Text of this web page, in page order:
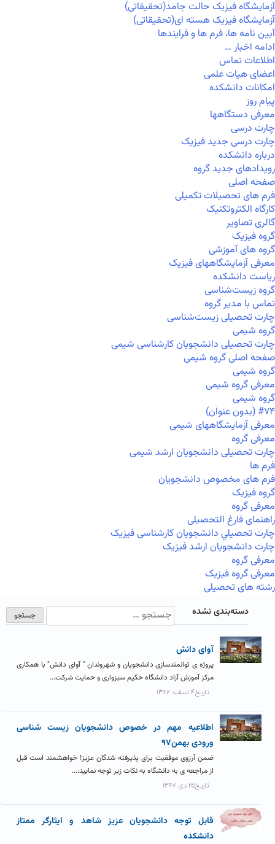
آزمایشگاه فیزیک حالت جامد(تحقیقاتی)
آزمایشگاه فیزیک هسته ای(تحقیقاتی)
آیین نامه ها، فرم ها و فرایندها
ادامه اخبار …
اطلاعات تماس
اعضای هیات علمی
امکانات دانشکده
پیام روز
معرفی دستگاهها
چارت درسی
چارت درسی جدید فیزیک
درباره دانشکده
رویدادهای جدید گروه
صفحه اصلی
فرم های تحصیلات تکمیلی
کارگاه الکتروتکنیک
گالری تصاویر
گروه فیزیک
گروه های آموزشی
معرفی آزمایشگاههای فیزیک
ریاست دانشکده
گروه زیست‌شناسی
تماس با مدیر گروه
چارت تحصیلی زیست‌شناسی
گروه شیمی
چارت تحصیلی دانشجویان کارشناسی شیمی
صفحه اصلی گروه شیمی
گروه شیمی
معرفی گروه شیمی
گروه شیمی
#۷۴ (بدون عنوان)
معرفی آزمایشگاههای شیمی
معرفی گروه
چارت تحصیلی دانشجویان ارشد شیمی
فرم ها
فرم های مخصوص دانشجویان
گروه فیزیک
معرفی گروه
راهنمای فارغ التحصیلی
چارت تحصيلي دانشجویان کارشناسی فیزیک
چارت دانشجویان ارشد فیزیک
معرفی گروه
معرفی گروه فیزیک
رشته های تحصیلی
دسته‌بندی نشده
آوای دانش
پروژه ی توانمندسازی دانشجویان و شهروندان " آوای دانش" با همکاری
مرکز آموزش آزاد دانشگاه حکیم سبزواری و حمایت شرکت...
تاریخ۴ اسفند ۱۳۹۷
اطلاعیه مهم در خصوص دانشجویان زیست شناسی
ورودی بهمن۹۷
ضمن آرزوی موفقیت برای پذیرفته شدگان عزیز! خواهشمند است قبل
از مراجعه ی به دانشگاه به نکات زیر توجه نمایید:...
تاریخ۲۵ دی ۱۳۹۷
قابل توجه دانشجویان عزیز شاهد و ایثارگر ممتاز
دانشکده